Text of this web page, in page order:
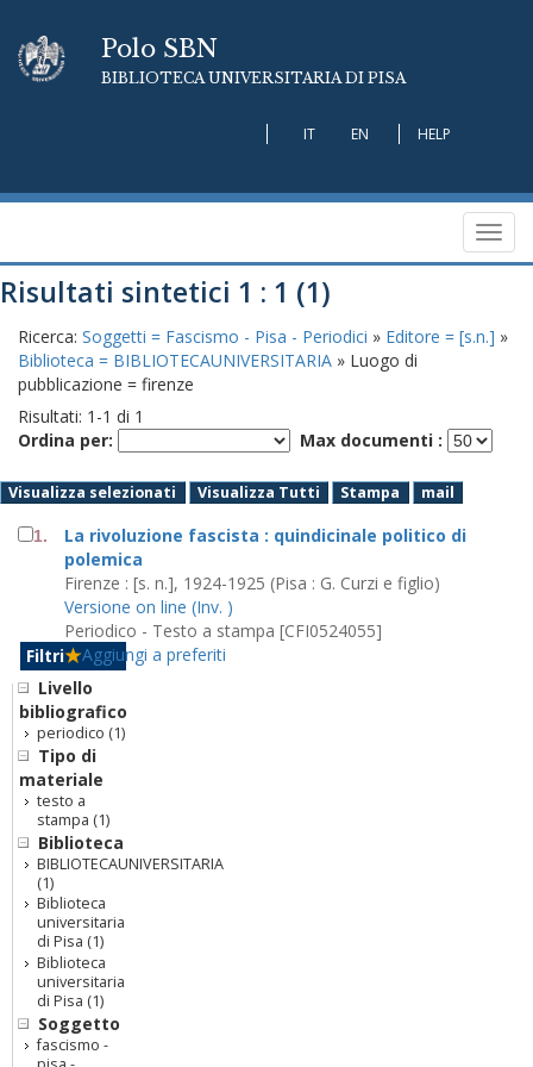
Polo SBN
BIBLIOTECA UNIVERSITARIA DI PISA
IT EN HELP
Risultati sintetici 1 : 1 (1)
Ricerca: Soggetti = Fascismo - Pisa - Periodici » Editore = [s.n.] »
Biblioteca = BIBLIOTECAUNIVERSITARIA » Luogo di
pubblicazione = firenze
Risultati: 1 -1 di 1
Ordina per:
Max documenti :
Visualizza selezionati Visualizza Tutti Stampa mail
1.
La rivoluzione fascista : quindicinale politico di
polemica
Firenze : [s. n.], 1924-1925 (Pisa : G. Curzi e figlio)
Versione on line (Inv. )
Periodico - Testo a stampa [CFI0524055]
Aggiungi a preferiti
Filtri
Livello
bibliografico
periodico (1)
Tipo di
materiale
testo a
stampa (1)
Biblioteca
BIBLIOTECAUNIVERSITARIA
(1)
Biblioteca
universitaria
di Pisa (1)
Biblioteca
universitaria
di Pisa (1)
Soggetto
fascismo -